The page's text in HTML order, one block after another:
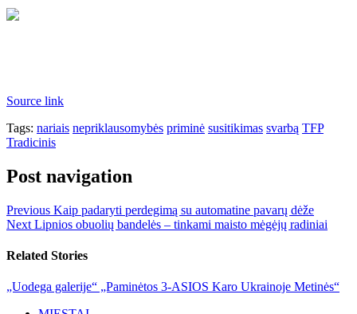
Source link
Tags: nariais nepriklausomybės priminė susitikimas svarbą TFP
Tradicinis
Post navigation
Previous Kaip padaryti perdegimą su automatine pavarų dėže
Next Lipnios obuolių bandelės – tinkami maisto mėgėjų radiniai
Related Stories
„Uodega galerije“ „Paminėtos 3-ASIOS Karo Ukrainoje Metinės“